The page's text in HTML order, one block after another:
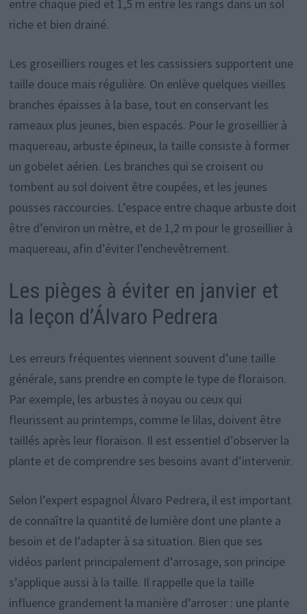
entre chaque pied et 1,5 m entre les rangs dans un sol
riche et bien drainé.
Les groseilliers rouges et les cassissiers supportent une
taille douce mais régulière. On enlève quelques vieilles
branches épaisses à la base, tout en conservant les
rameaux plus jeunes, bien espacés. Pour le groseillier à
maquereau, arbuste épineux, la taille consiste à former
un gobelet aérien. Les branches qui se croisent ou
tombent au sol doivent être coupées, et les jeunes
pousses raccourcies. L’espace entre chaque arbuste doit
être d’environ un mètre, et de 1,2 m pour le groseillier à
maquereau, afin d’éviter l’enchevêtrement.
Les pièges à éviter en janvier et
la leçon d’Álvaro Pedrera
Les erreurs fréquentes viennent souvent d’une taille
générale, sans prendre en compte le type de floraison.
Par exemple, les arbustes à noyau ou ceux qui
fleurissent au printemps, comme le lilas, doivent être
taillés après leur floraison. Il est essentiel d’observer la
plante et de comprendre ses besoins avant d’intervenir.
Selon l’expert espagnol Álvaro Pedrera, il est important
de connaître la quantité de lumière dont une plante a
besoin et de l’adapter à sa situation. Bien que ses
vidéos parlent principalement d’arrosage, son principe
s’applique aussi à la taille. Il rappelle que la taille
influence grandement la manière d’arroser : une plante